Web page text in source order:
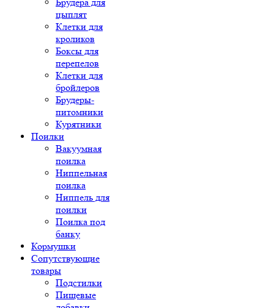
цыплят
Клетки для
кроликов
Боксы для
перепелов
Клетки для
бройлеров
Брудеры-
питомники
Курятники
Поилки
Вакуумная
поилка
Ниппельная
поилка
Ниппель для
поилки
Поилка под
банку
Кормушки
Сопутствующие
товары
Подстилки
Пищевые